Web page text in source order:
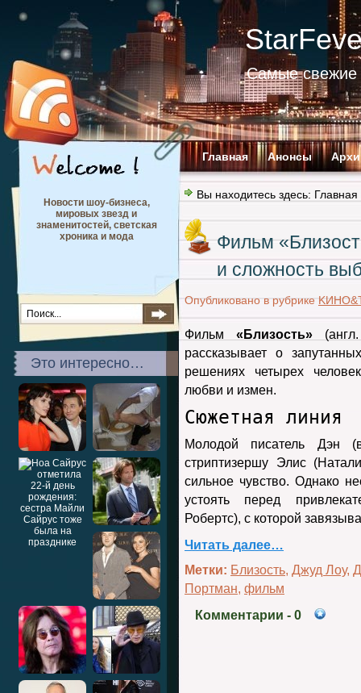
Самые свежие
Главная Анонсы
Новости шоу-бизнеса,
мировых звезд и
знаменитостей, светская
хроника и мода
Это интересно…
Вы находитесь здесь: Главная
Фильм
и сложность
Опубликовано в рубрике
Фильм«Близость»
рассказывает о
решениях четырех
любви и измен.
Сюжетная линия
Молодой писатель Дэн
стриптизершу Элис
сильное чувство. Однако
устоять перед
Робертс), с которой
Читать далее…
Метки: Близость, Джуд Лоу,
Портман, фильм
Комментарии - 0